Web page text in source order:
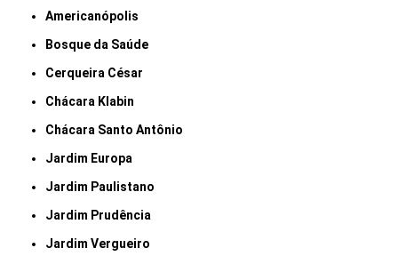
Americanópolis
Bosque da Saúde
Cerqueira César
Chácara Klabin
Chácara Santo Antônio
Jardim Europa
Jardim Paulistano
Jardim Prudência
Jardim Vergueiro